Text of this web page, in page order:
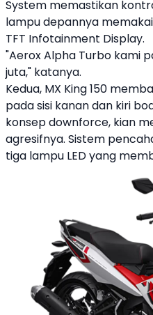
System memastikan
lampu depannya
TFT Infotainment Display.
"Aerox Alpha Turbo kami
juta," katanya.
Kedua, MX King 150
pada sisi kanan dan kiri
konsep downforce, kian
agresifnya. Sistem
tiga lampu LED yang